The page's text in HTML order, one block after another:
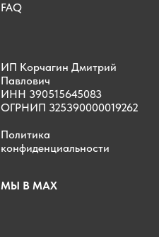
FAQ
ИП Корчагин Дмитрий
Павлович
ИНН 390515645083
ОГРНИП 325390000019262
Политика
конфиденциальности
МЫ В MAX